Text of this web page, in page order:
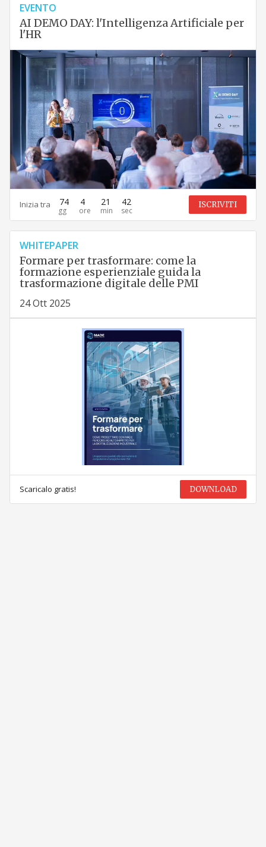
EVENTO
AI DEMO DAY: l'Intelligenza Artificiale per
l'HR
Inizia tra 74 4 21 41 ISCRIVITI
WHITEPAPER
Formare per trasformare: come la
formazione esperienziale guida la
trasformazione digitale delle PMI
24 Ott 2025
Scaricalo gratis! DOWNLOAD